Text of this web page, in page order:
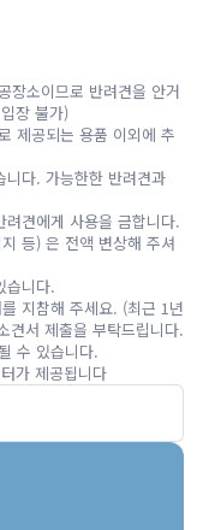
장소이므로 반려견을 안거
장 불가)
제공되는 용품 이외에 추
다. 가능한한 반려견과
견에게 사용을 금합니다.
등) 은 전액 변상해 주셔
습니다.
지참해 주세요. (최근 1년
견서 제출을 부탁드립니다.
수 있습니다.
가 제공됩니다